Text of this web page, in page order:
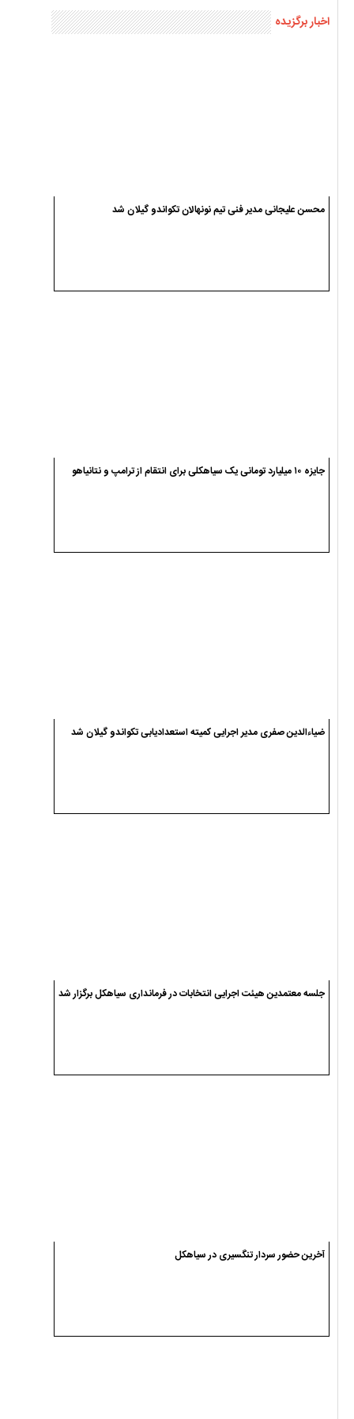
محسن علیجانی مدیر فنی تیم نونهالان تکواندو گیلان شد
جایزه ۱۰ میلیارد تومانی یک سیاهکلی برای انتقام از ترامپ و نتانیاهو
ضیاءالدین صفری مدیر اجرایی کمیته استعدادیابی تکواندو گیلان شد
جلسه معتمدین هیئت اجرایی انتخابات در فرمانداری سیاهکل برگزار شد
آخرین حضور سردار تنگسیری در سیاهکل
اسامی نامزدهای انتخابات شوراهای اسلامی شهر دیلمان